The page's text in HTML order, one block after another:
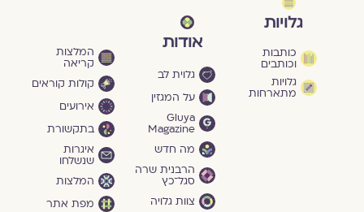
גלויות
כותבות
וכותבים
גלויות
מתארחות
אודות
גלוית לב
על המגזין
Gluya
Magazine
מה חדש
הרבנית שרה
סגל־כץ
צוות גלויה
המלצות
קריאה
קולות קוראים
אירועים
בתקשורת
איגרות
שנשלחו
המלצות
מפת אתר